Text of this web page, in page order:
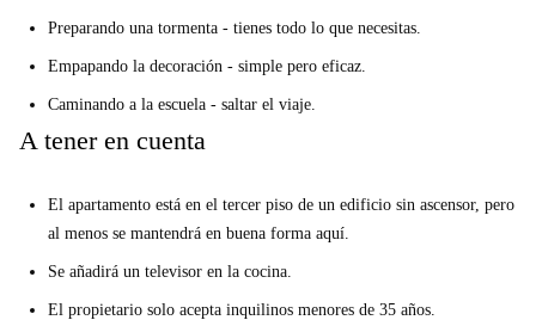
Preparando una tormenta - tienes todo lo que necesitas.
Empapando la decoración - simple pero eficaz.
Caminando a la escuela - saltar el viaje.
A tener en cuenta
El apartamento está en el tercer piso de un edificio sin ascensor, pero
al menos se mantendrá en buena forma aquí.
Se añadirá un televisor en la cocina.
El propietario solo acepta inquilinos menores de 35 años.